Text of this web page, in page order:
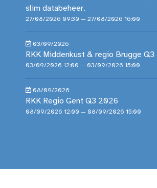
slim databeheer.
27/08/2026 09:30 — 27/08/2026 16:00
03/09/2026
RKK Middenkust & regio Brugge
03/09/2026 12:00 — 03/09/2026 15:00
08/09/2026
RKK Regio Gent Q3 2026
08/09/2026 12:00 — 08/09/2026 15:00